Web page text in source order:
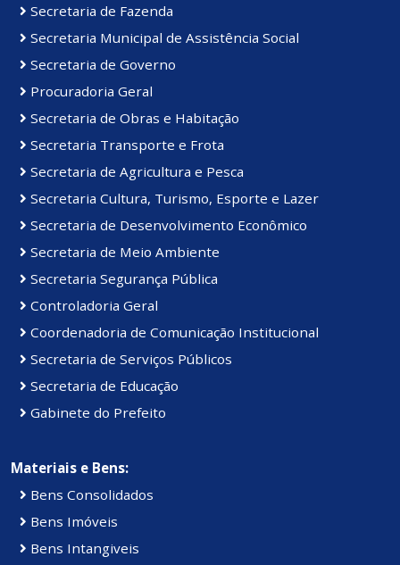
Secretaria de Fazenda
Secretaria Municipal de Assistência Social
Secretaria de Governo
Procuradoria Geral
Secretaria de Obras e Habitação
Secretaria Transporte e Frota
Secretaria de Agricultura e Pesca
Secretaria Cultura, Turismo, Esporte e Lazer
Secretaria de Desenvolvimento Econômico
Secretaria de Meio Ambiente
Secretaria Segurança Pública
Controladoria Geral
Coordenadoria de Comunicação Institucional
Secretaria de Serviços Públicos
Secretaria de Educação
Gabinete do Prefeito
Materiais e Bens:
Bens Consolidados
Bens Imóveis
Bens Intangiveis